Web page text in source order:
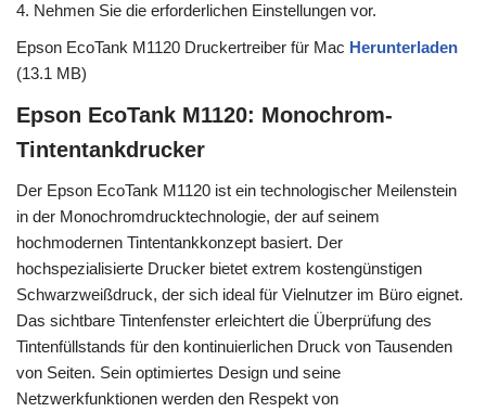
4. Nehmen Sie die erforderlichen Einstellungen vor.
Epson EcoTank M1120 Druckertreiber für Mac Herunterladen
(13.1 MB)
Epson EcoTank M1120: Monochrom-
Tintentankdrucker
Der Epson EcoTank M1120 ist ein technologischer Meilenstein
in der Monochromdrucktechnologie, der auf seinem
hochmodernen Tintentankkonzept basiert. Der
hochspezialisierte Drucker bietet extrem kostengünstigen
Schwarzweißdruck, der sich ideal für Vielnutzer im Büro eignet.
Das sichtbare Tintenfenster erleichtert die Überprüfung des
Tintenfüllstands für den kontinuierlichen Druck von Tausenden
von Seiten. Sein optimiertes Design und seine
Netzwerkfunktionen werden den Respekt von